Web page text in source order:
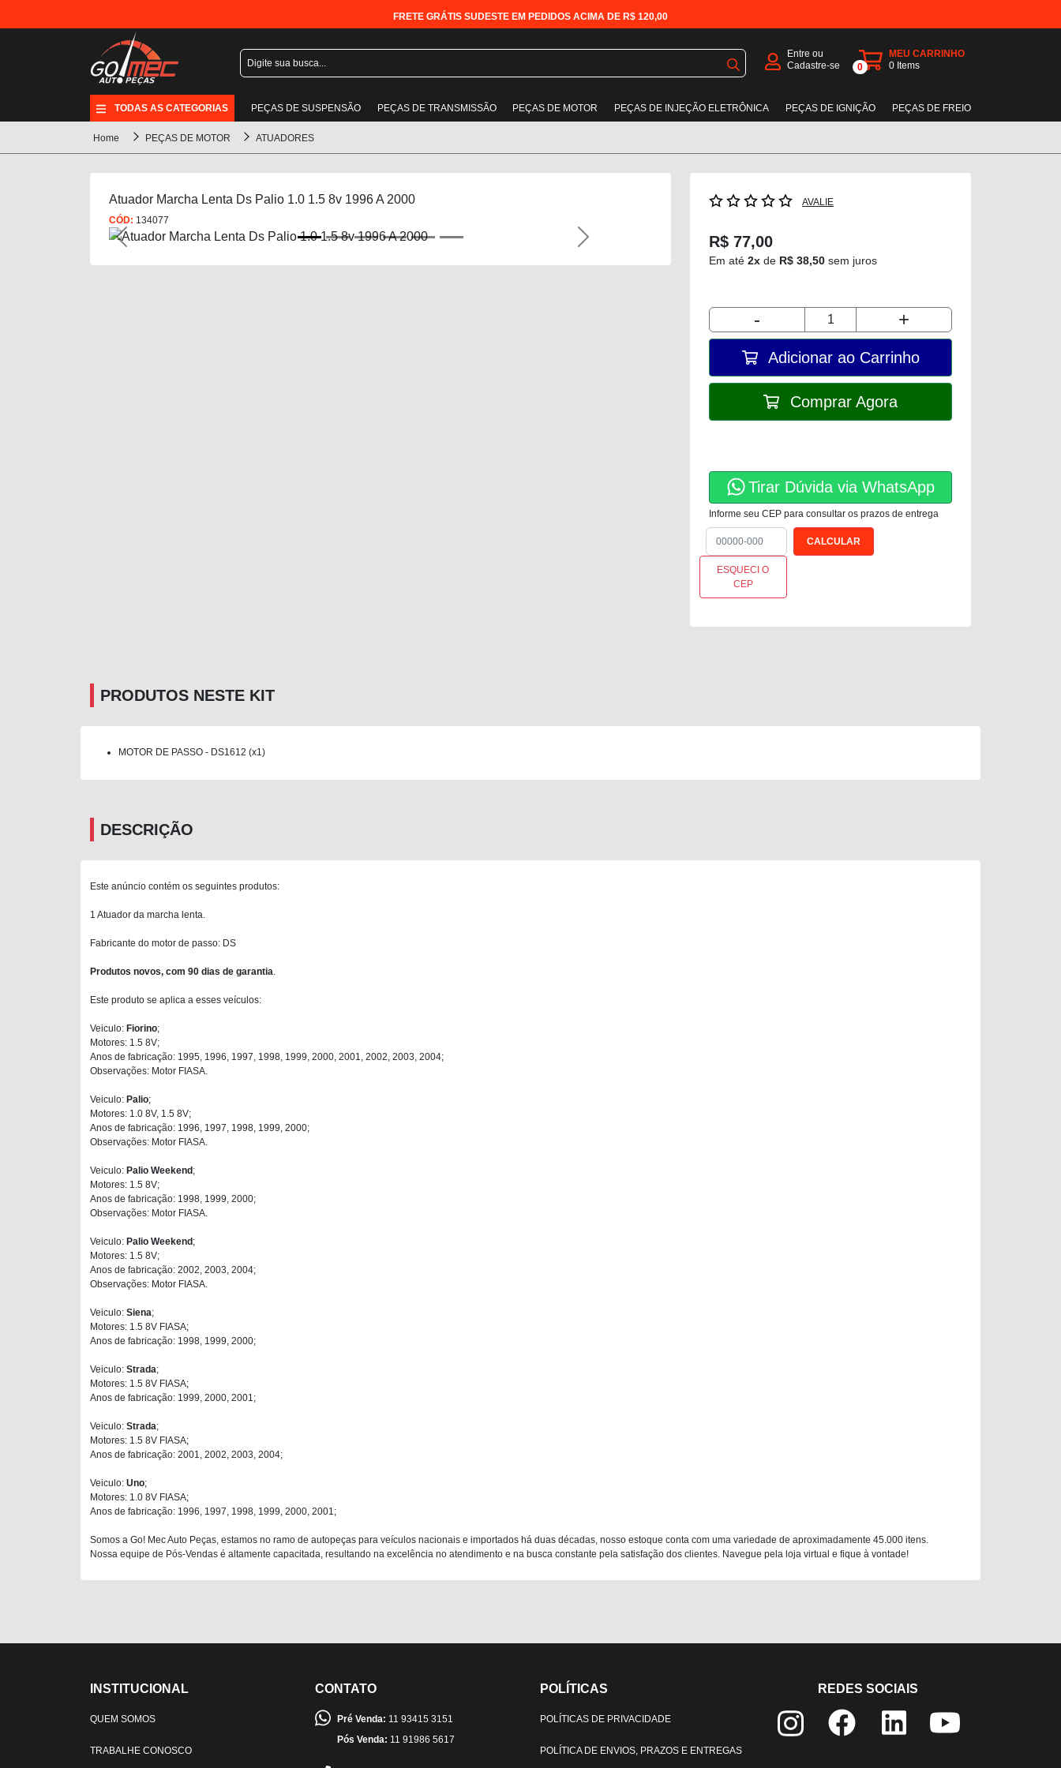
FRETE GRÁTIS SUDESTE EM PEDIDOS ACIMA DE R$ 120,00
Entre ou
Cadastre-se
0
MEU CARRINHO
0 Items
TODAS AS CATEGORIAS PEÇAS DE SUSPENSÃO PEÇAS DE TRANSMISSÃO PEÇAS DE MOTOR PEÇAS DE INJEÇÃO ELETRÔNICA PEÇAS DE IGNIÇÃO PEÇAS DE FREIO
Home PEÇAS DE MOTOR ATUADORES
Atuador Marcha Lenta Ds Palio 1.0 1.5 8v 1996 A 2000
CÓD: 134077
Previous Next
AVALIE
R$ 77,00
Em até 2x de R$ 38,50 sem juros
- +
Adicionar ao Carrinho
Comprar Agora
Tirar Dúvida via WhatsApp
Informe seu CEP para consultar os prazos de entrega
ESQUECI O
CEP
PRODUTOS NESTE KIT
MOTOR DE PASSO - DS1612 (x1)
DESCRIÇÃO
Este anúncio contém os seguintes produtos:
1 Atuador da marcha lenta.
Fabricante do motor de passo: DS
Produtos novos, com 90 dias de garantia
Este produto se aplica a esses veículos:
Veiculo: Fiorino;
Motores: 1.5 8V;
Anos de fabricação: 1995, 1996, 1997, 1998, 1999, 2000, 2001, 2002, 2003, 2004;
Observações: Motor FIASA.
Veiculo: Palio;
Motores: 1.0 8V, 1.5 8V;
Anos de fabricação: 1996, 1997, 1998, 1999, 2000;
Observações: Motor FIASA.
Veiculo: Palio Weekend;
Motores: 1.5 8V;
Anos de fabricação: 1998, 1999, 2000;
Observações: Motor FIASA.
Veiculo: Palio Weekend;
Motores: 1.5 8V;
Anos de fabricação: 2002, 2003, 2004;
Observações: Motor FIASA.
Veiculo: Siena;
Motores: 1.5 8V FIASA;
Anos de fabricação: 1998, 1999, 2000;
Veiculo: Strada;
Motores: 1.5 8V FIASA;
Anos de fabricação: 1999, 2000, 2001;
Veiculo: Strada;
Motores: 1.5 8V FIASA;
Anos de fabricação: 2001, 2002, 2003, 2004;
Veiculo: Uno;
Motores: 1.0 8V FIASA;
Anos de fabricação: 1996, 1997, 1998, 1999, 2000, 2001;
Somos a Go! Mec Auto Peças, estamos no ramo de autopeças para veículos nacionais e importados há duas décadas, nosso estoque conta com uma variedade de aproximadamente 45.000 itens.
Nossa equipe de Pós-Vendas é altamente capacitada, resultando na excelência no atendimento e na busca constante pela satisfação dos clientes. Navegue pela loja virtual e fique à vontade!
INSTITUCIONAL
QUEM SOMOS
TRABALHE CONOSCO
CONTATO
Pré Venda: 11 93415 3151
Pós Venda: 11 91986 5617
POLÍTICAS
POLÍTICAS DE PRIVACIDADE
POLÍTICA DE ENVIOS, PRAZOS E ENTREGAS
REDES SOCIAIS